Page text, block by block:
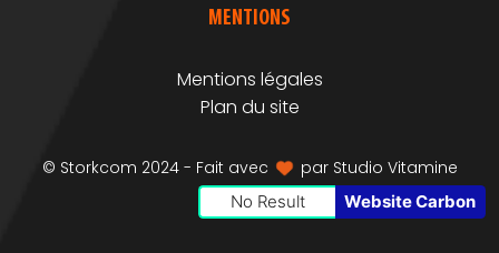
MENTIONS
Mentions légales
Plan du site
© Storkcom 2024 - Fait avec par Studio Vitamine
No Result Website Carbon